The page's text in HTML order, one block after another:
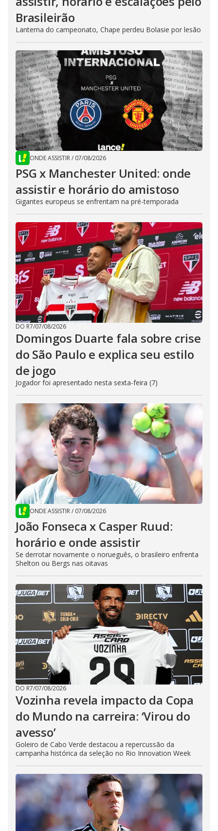
Brasileirão
Lanterna do campeonato, Chape perdeu Bolasie por lesão
ONDE ASSISTIR/ 07/08/2026
PSG x Manchester United: onde
assistir e horário do amistoso
Gigantes europeus se enfrentam na pré-temporada
DO R7/07/08/2026
Domingos Duarte fala sobre crise
do São Paulo e explica seu estilo
de jogo
Jogador foi apresentado nesta sexta-feira (7)
ONDE ASSISTIR/ 07/08/2026
João Fonseca x Casper Ruud:
horário e onde assistir
Se derrotar novamente o norueguês, o brasileiro enfrenta
Shelton ou Bergs nas oitavas
DO R7/07/08/2026
Vozinha revela impacto da Copa
do Mundo na carreira: ‘Virou do
avesso’
Goleiro de Cabo Verde destacou a repercussão da
campanha histórica da seleção no Rio Innovation Week